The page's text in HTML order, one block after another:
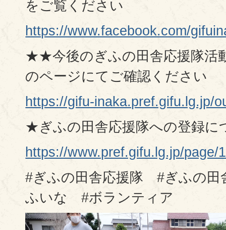
をご覧ください
https://www.facebook.com/
★★今後のぎふの田舎応援隊活
のページにてご確認ください
https://gifu-inaka.pref.gifu.lg.jp/
★ぎふの田舎応援隊への登録に
https://www.pref.gifu.lg.jp/page/
#ぎふの田舎応援隊 #ぎふの
ふいな #ボランティア